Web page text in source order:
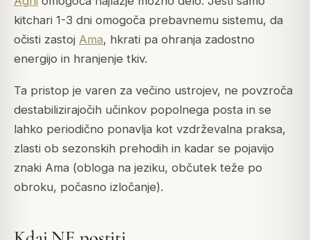
kitchari 1-3 dni omogoča prebavnemu sistemu, da
očisti zastoj Ama, hkrati pa ohranja zadostno
energijo in hranjenje tkiv.
Ta pristop je varen za večino ustrojev, ne povzroča
destabilizirajočih učinkov popolnega posta in se
lahko periodično ponavlja kot vzdrževalna praksa,
zlasti ob sezonskih prehodih in kadar se pojavijo
znaki Ama (obloga na jeziku, občutek teže po
obroku, počasno izločanje).